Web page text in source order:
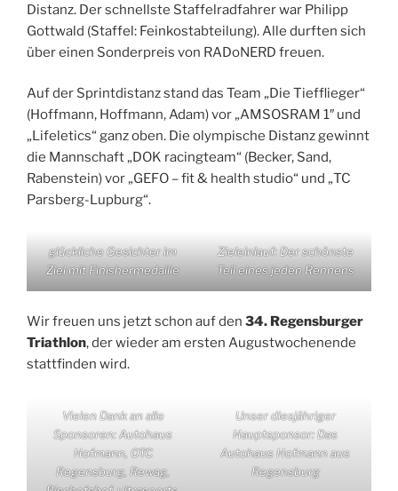
Distanz. Der schnellste Staffelradfahrer war Philipp
Gottwald (Staffel: Feinkostabteilung). Alle durften sich
über einen Sonderpreis von RADoNERD freuen.
Auf der Sprintdistanz stand das Team „Die Tiefflieger“
(Hoffmann, Hoffmann, Adam) vor „AMSOSRAM 1″ und
„Lifeletics“ ganz oben. Die olympische Distanz gewinnt
die Mannschaft „DOK racingteam“ (Becker, Sand,
Rabenstein) vor „GEFO – fit & health studio“ und „TC
Parsberg-Lupburg“.
glückliche Gesichter im
Ziel mit Finishermedaille
Zieleinlauf: Der schönste
Teil eines jeden Rennens
Wir freuen uns jetzt schon auf den 34. Regensburger
Triathlon, der wieder am ersten Augustwochenende
stattfinden wird.
Vielen Dank an alle
Sponsoren: Autohaus
Hofmann, OTC
Regensburg, Rewag,
Unser diesjähriger
Hauptsponsor: Das
Autohaus Hofmann aus
Regensburg